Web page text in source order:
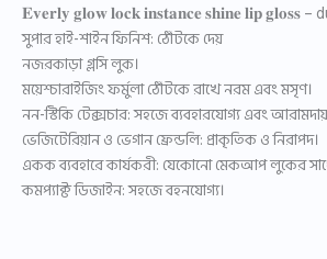
𝐄𝐯𝐞𝐫𝐥𝐲 𝐠𝐥𝐨𝐰 𝐥𝐨𝐜𝐤 𝐢𝐧𝐬𝐭𝐚𝐧𝐜𝐞 𝐬𝐡𝐢𝐧𝐞 𝐥𝐢𝐩 𝐠𝐥𝐨𝐬𝐬 –
সুপার হাই-শাইন ফিনিশ: ঠোঁটকে দেয়
নজরকাড়া গ্লসি লুক।
ময়েশ্চারাইজিং ফর্মুলা ঠোঁটকে রাখে নরম এবং মসৃণ।
নন-স্টিকি টেক্সচার: সহজে ব্যবহারযোগ্য এবং
ভেজিটেরিয়ান ও ভেগান ফ্রেন্ডলি: প্রাকৃতিক ও নিরাপদ।
একক ব্যবহারে কার্যকরী: যেকোনো মেকআপ লুকের
কমপ্যাক্ট ডিজাইন: সহজে বহনযোগ্য।